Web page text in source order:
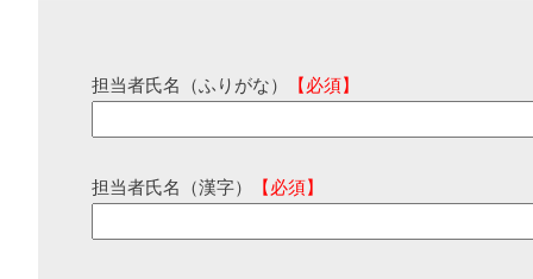
担当者氏名（ふりがな） 【必須】
担当者氏名（漢字） 【必須】